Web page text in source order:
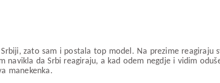
zato sam i postala top model. Na prezime reagiraju
navikla da Srbi reagiraju, a kad odem negdje i vidim
manekenka.